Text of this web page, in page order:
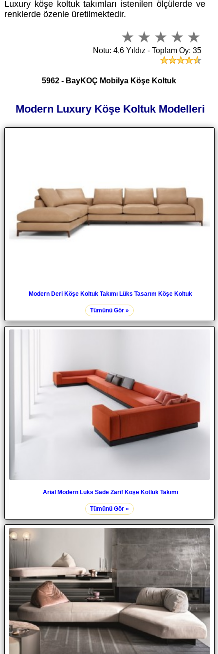
Luxury köşe koltuk takımları istenilen ölçülerde ve
renklerde özenle üretilmektedir.
Notu: 4,6 Yıldız - Toplam Oy: 35
5962 - BayKOÇ Mobilya Köşe Koltuk
Modern Luxury Köşe Koltuk Modelleri
Modern Deri Köşe Koltuk Takımı Lüks Tasarım Köşe Koltuk
Tümünü Gör »
Arial Modern Lüks Sade Zarif Köşe Kotluk Takımı
Tümünü Gör »